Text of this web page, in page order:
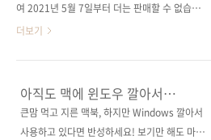
여 2021년 5월 7일부터 더는 판매할 수 없습니
다. 그간 읽어주신 독자들께 감사드리며, 향후 더
답게 쓰는 방법! 도서구매 사이트(가나다순)교보
문고 / 도서11번가 / 반디앤루니스 / 알라딘 / 예
스이십사 / 인터파크 / 쿠팡 출판사 제이펍저자
더보기
아직도 맥에 윈도우 깔아서
사용하시나요?
큰맘 먹고 지른 맥북, 하지만 Windows 깔아서
사용하고 있다면 반성하세요! 보기만 해도 마음